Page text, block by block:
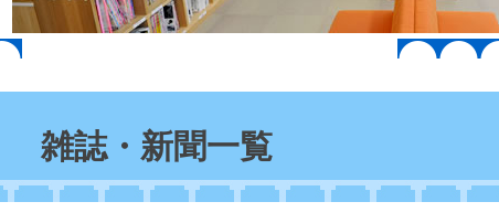
雑誌・新聞一覧